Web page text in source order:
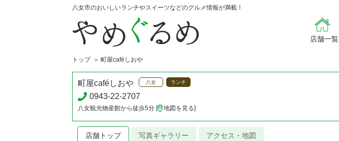
八女市のおいしいランチやスイーツなどのグルメ情報が満載！
店舗一覧
トップ 町屋caféしおや
町屋caféしおや 八女 ランチ
0943-22-2707
八女観光物産館から徒歩5分 [ 地図を見る]
店舗トップ 写真ギャラリー アクセス・地図